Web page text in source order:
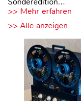
>> Mehr erfahren
>> Alle anzeigen